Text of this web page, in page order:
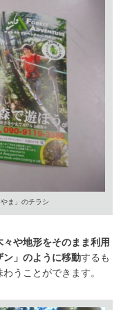
ま」のチラシ
々や地形をそのまま利用
ン」のように移動するも
うことができます。